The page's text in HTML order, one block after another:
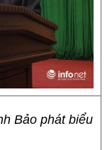
Bảo phát biểu